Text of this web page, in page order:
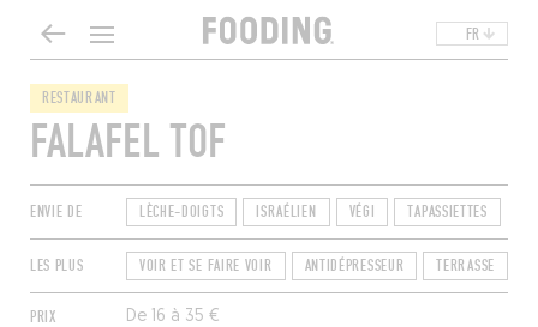
FR
RESTAURANT
FALAFEL TOF
ENVIE DE LÈCHE-DOIGTS ISRAÉLIEN VÉGI TAPASSIETTES
LES PLUS VOIR ET SE FAIRE VOIR ANTIDÉPRESSEUR TERRASSE
PRIX De 16 à 35 €